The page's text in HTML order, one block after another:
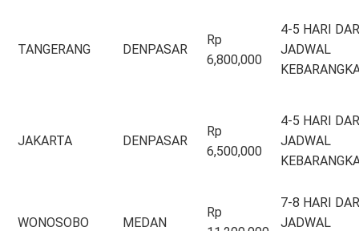
TANGERANG DENPASAR
Rp
6,800,000
4-5 HARI
JADWAL
JAKARTA DENPASAR
Rp
6,500,000
4-5 HARI
JADWAL
WONOSOBO MEDAN
Rp
7-8 HARI
JADWAL